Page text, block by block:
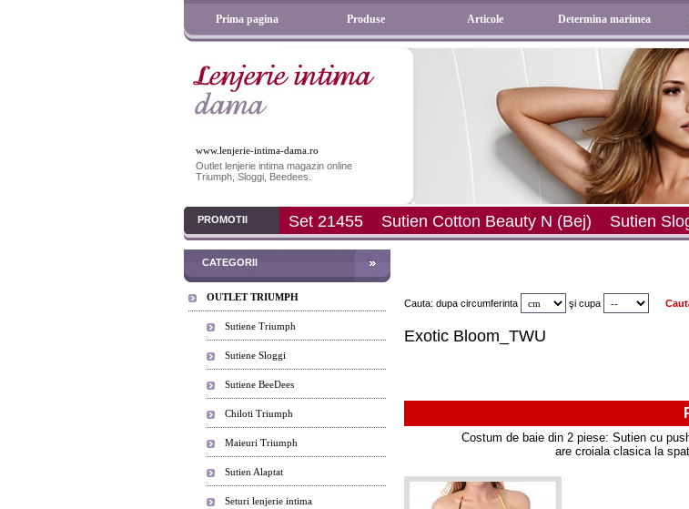
Prima pagina Produse Articole Determina marimea
www.lenjerie-intima-dama.ro
Outlet lenjerie intima magazin online
Triumph, Sloggi, Beedees.
PROMOTII
Sutien Cotton Beauty N (Bej) Sutien Sloggi Light PU Negru
CATEGORII
OUTLET TRIUMPH
Sutiene Triumph
Sutiene Sloggi
Sutiene BeeDees
Chiloti Triumph
Maieuri Triumph
Sutien Alaptat
Seturi lenjerie intima
Cauta: dupa circumferinta şi cupa
Exotic Bloom_TWU
Costum de baie din 2 piese: Sutien cu
are croiala clasica la